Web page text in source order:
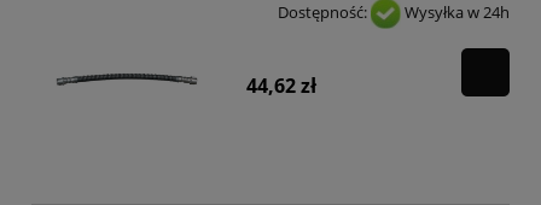
Dostępność: Wysyłka w 24h
44,62 zł